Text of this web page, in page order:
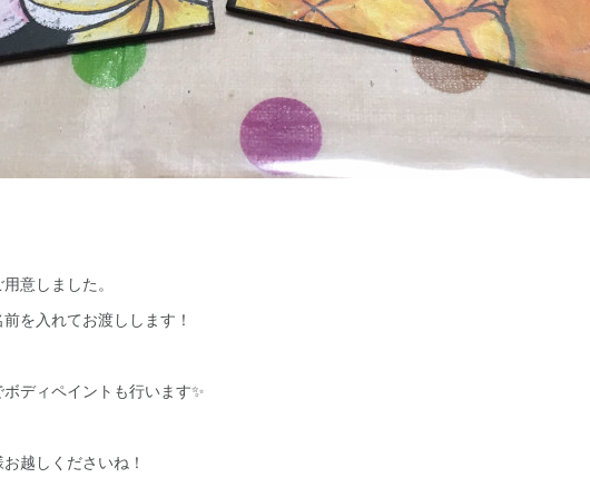
意しました。
を入れてお渡しします！
ディペイントも行います✨
越しくださいね！